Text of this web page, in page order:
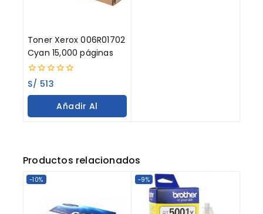
Toner Xerox 006R01702
Cyan 15,000 páginas
0
out
of
S/ 513
Añadir Al
Productos relacionados
-10% -9%